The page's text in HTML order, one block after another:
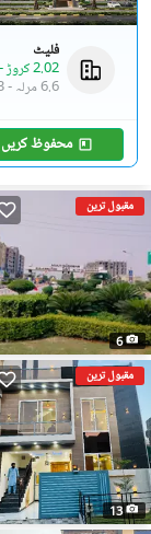
فلیٹ
2.02 کروڑ
-
6.6 مرلہ
-
محفوظ کریں
مقبول ترین
6
مقبول ترین
13